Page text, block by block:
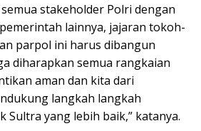
stakeholder Polri dengan
lainnya, jajaran tokoh-
parpol ini harus dibangun
diharapkan semua rangkaian
aman dan kita dari
langkah langkah
Sultra yang lebih baik,” katanya.